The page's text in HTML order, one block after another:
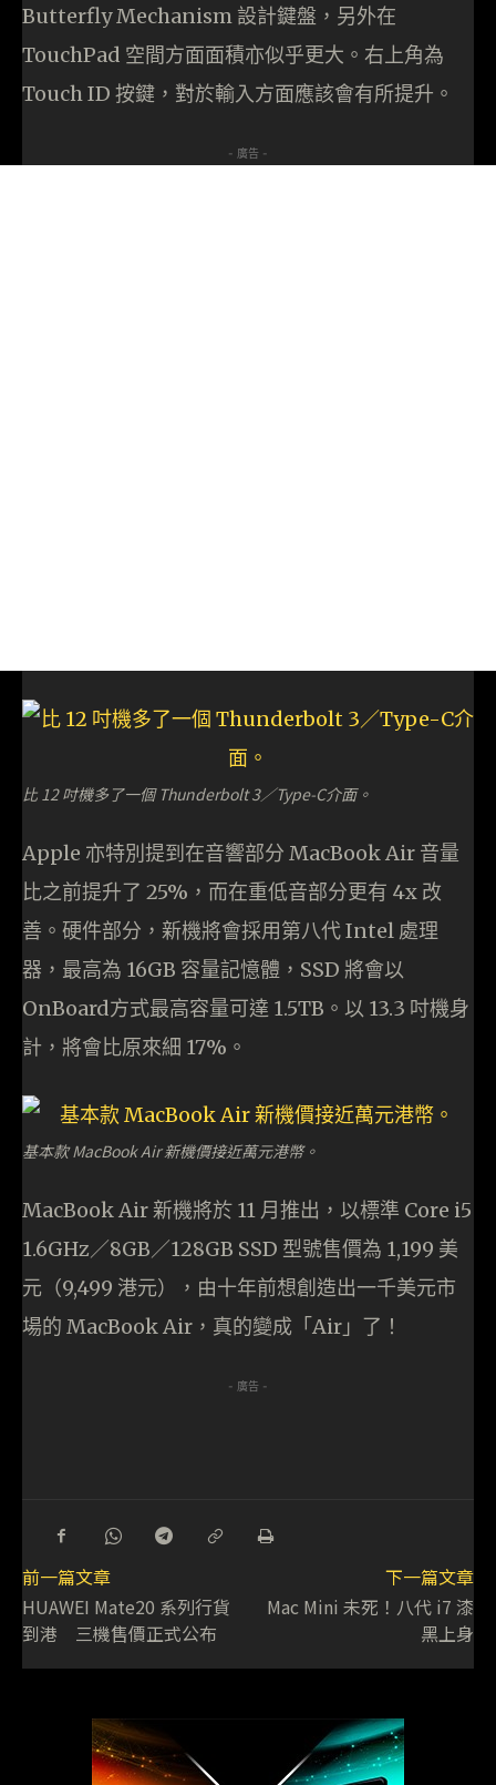
Butterfly Mechanism 設計鍵盤，另外在
TouchPad 空間方面面積亦似乎更大。右上角為
Touch ID 按鍵，對於輸入方面應該會有所提升。
- 廣告 -
比 12 吋機多了一個 Thunderbolt 3／Type-C介面。
Apple 亦特別提到在音響部分 MacBook Air 音量
比之前提升了 25%，而在重低音部分更有 4x 改
善。硬件部分，新機將會採用第八代 Intel 處理
器，最高為 16GB 容量記憶體，SSD 將會以
OnBoard方式最高容量可達 1.5TB。以 13.3 吋機身
計，將會比原來細 17%。
基本款 MacBook Air 新機價接近萬元港幣。
MacBook Air 新機將於 11 月推出，以標準 Core i5
1.6GHz／8GB／128GB SSD 型號售價為 1,199 美
元（9,499 港元），由十年前想創造出一千美元市
場的 MacBook Air，真的變成「Air」了！
- 廣告 -
前一篇文章
HUAWEI Mate20 系列行貨
到港 三機售價正式公布
下一篇文章
Mac Mini 未死！八代 i7 漆
黑上身